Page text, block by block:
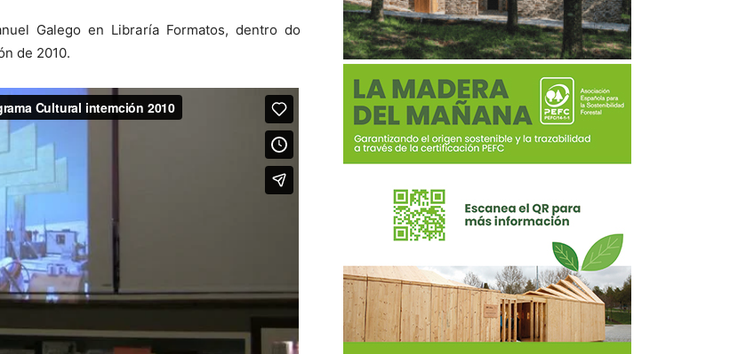
Galego en Libraría Formatos, dentro do
de 2010.